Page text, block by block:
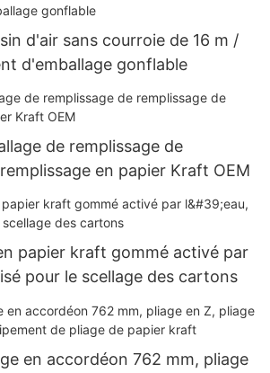
d'air sans courroie de 16 m /
d'emballage gonflable
de remplissage de
en papier Kraft OEM
papier kraft gommé activé par
pour le scellage des cartons
en accordéon 762 mm, pliage